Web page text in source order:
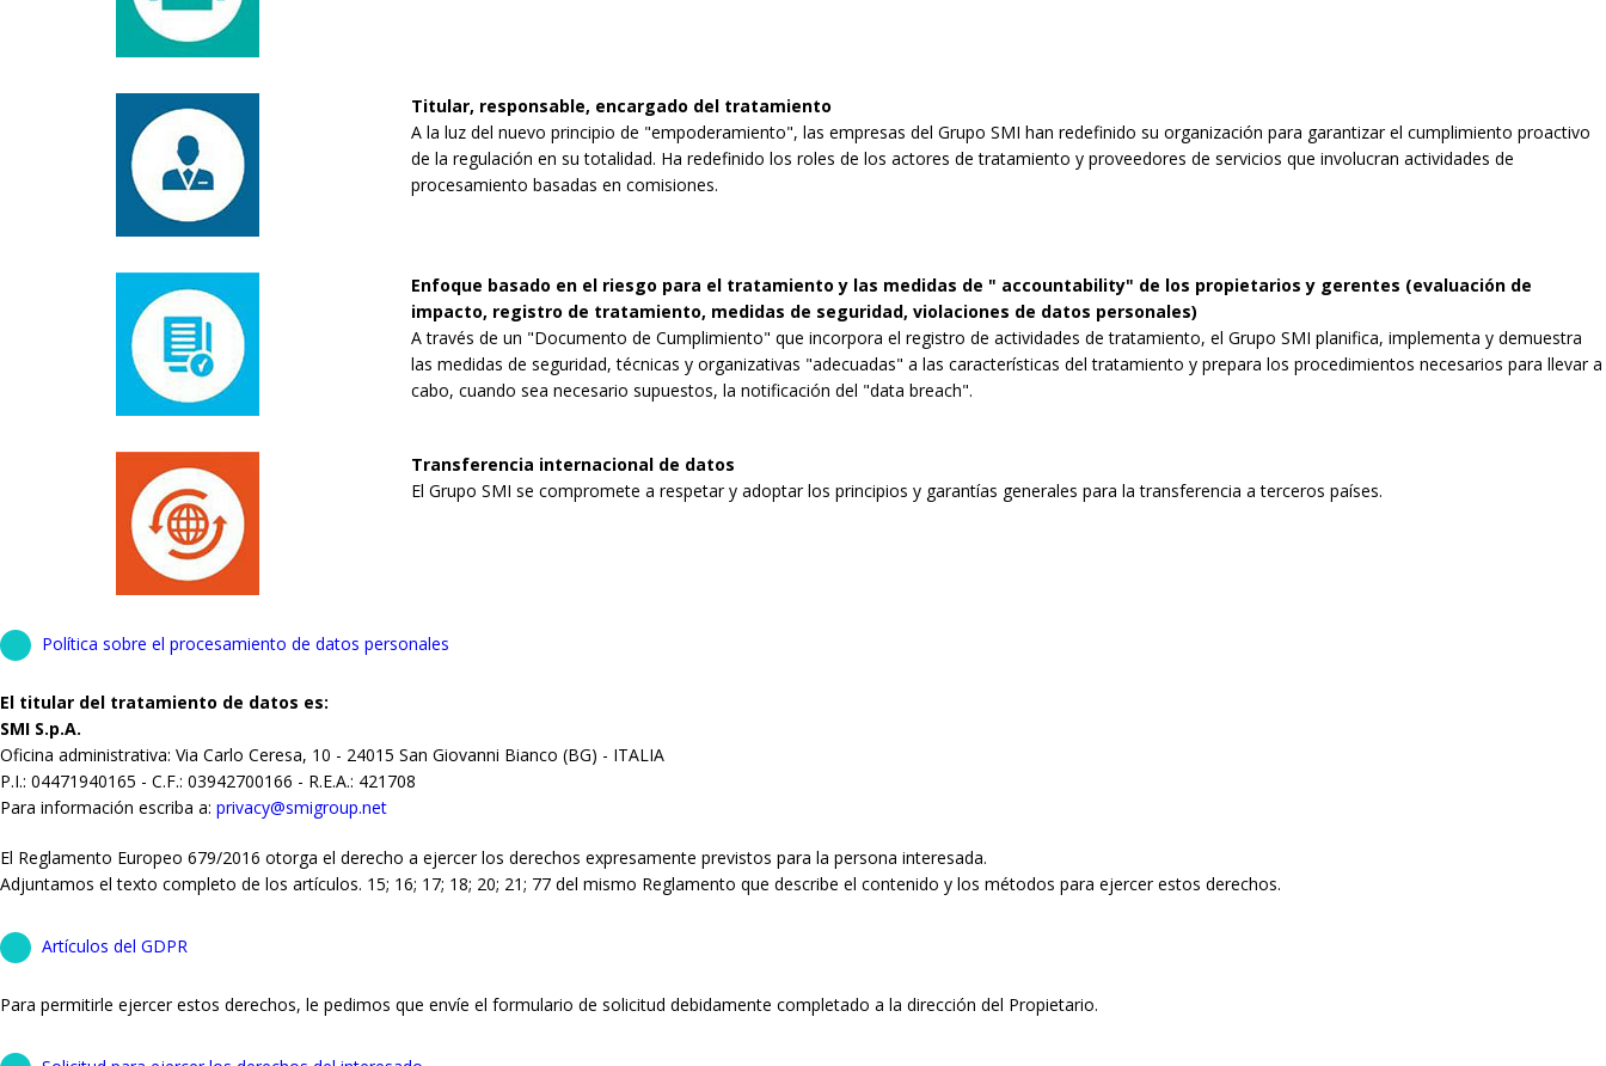
Titular, responsable, encargado del tratamiento
A la luz del nuevo principio de "empoderamiento", las empresas del Grupo SMI han redefinido su organización para garantizar el cumplimiento proactivo
de la regulación en su totalidad. Ha redefinido los roles de los actores de tratamiento y proveedores de servicios que involucran actividades de
procesamiento basadas en comisiones.
Enfoque basado en el riesgo para el tratamiento y las medidas de " accountability" de los propietarios y gerentes (evaluación de
impacto, registro de tratamiento, medidas de seguridad, violaciones de datos personales)
A través de un "Documento de Cumplimiento" que incorpora el registro de actividades de tratamiento, el Grupo SMI planifica, implementa y demuestra
las medidas de seguridad, técnicas y organizativas "adecuadas" a las características del tratamiento y prepara los procedimientos necesarios para llevar a
cabo, cuando sea necesario supuestos, la notificación del "data breach".
Transferencia internacional de datos
El Grupo SMI se compromete a respetar y adoptar los principios y garantías generales para la transferencia a terceros países.
Política sobre el procesamiento de datos personales
El titular del tratamiento de datos es:
SMI S.p.A.
Oficina administrativa: Via Carlo Ceresa, 10 - 24015 San Giovanni Bianco (BG) - ITALIA
P.I.: 04471940165 - C.F.: 03942700166 - R.E.A.: 421708
Para información escriba a: privacy@smigroup.net
El Reglamento Europeo 679/2016 otorga el derecho a ejercer los derechos expresamente previstos para la persona interesada.
Adjuntamos el texto completo de los artículos. 15; 16; 17; 18; 20; 21; 77 del mismo Reglamento que describe el contenido y los métodos para ejercer estos derechos.
Artículos del GDPR
Para permitirle ejercer estos derechos, le pedimos que envíe el formulario de solicitud debidamente completado a la dirección del Propietario.